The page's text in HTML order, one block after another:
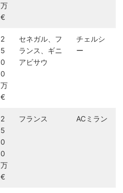
万
€
2
5
0
0
万
€
セネガル、フ
ランス、ギニ
アビサウ
チェルシ
ー
2
5
0
0
万
€
フランス ACミラン